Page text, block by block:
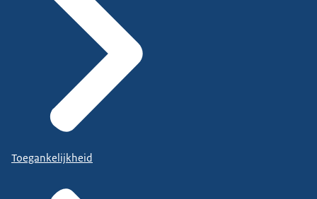
Toegankelijkheid